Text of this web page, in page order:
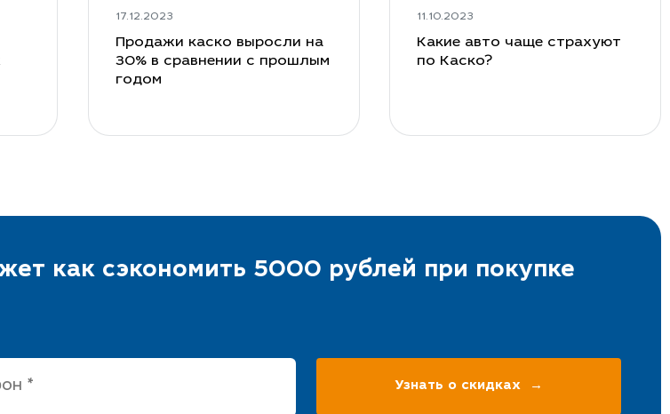
17.12.2023
Продажи каско выросли на
30% в сравнении с прошлым
годом
11.10.2023
Какие авто чаще страхуют
по Каско?
как сэкономить 5000 рублей при покупке